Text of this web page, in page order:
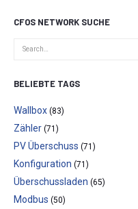
CFOS NETWORK SUCHE
BELIEBTE TAGS
Wallbox (83)
Zähler (71)
PV Überschuss (71)
Konfiguration (71)
Überschussladen (65)
Modbus (50)